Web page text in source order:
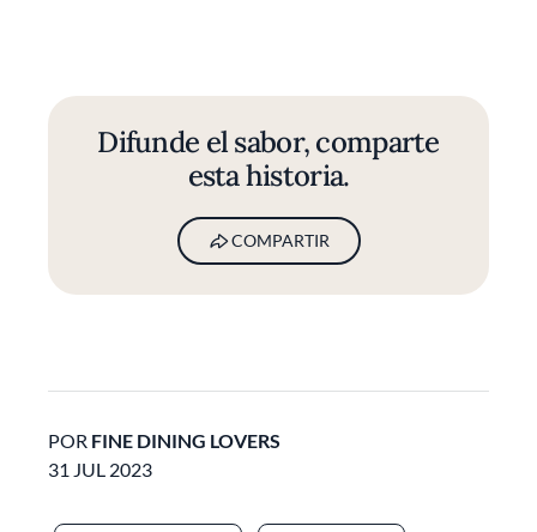
Difunde el sabor, comparte
esta historia.
COMPARTIR
POR FINE DINING LOVERS
31 JUL 2023